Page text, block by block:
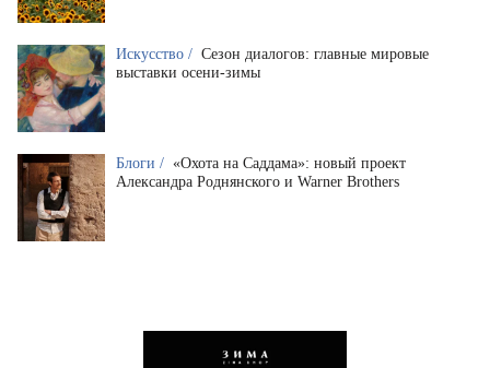
Искусство / Сезон диалогов: главные мировые
выставки осени-зимы
Блоги / «Охота на Саддама»: новый проект
Александра Роднянского и Warner Brothers